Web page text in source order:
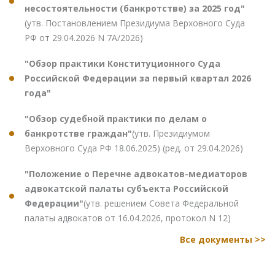
несостоятельности (банкротстве) за 2025 год"
(утв. Постановлением Президиума Верховного Суда
РФ от 29.04.2026 N 7А/2026)
"Обзор практики Конституционного Суда
Российской Федерации за первый квартал 2026
года"
"Обзор судебной практики по делам о
банкротстве граждан"(утв. Президиумом
Верховного Суда РФ 18.06.2025) (ред. от 29.04.2026)
"Положение о Перечне адвокатов-медиаторов
адвокатской палаты субъекта Российской
Федерации"(утв. решением Совета Федеральной
палаты адвокатов от 16.04.2026, протокол N 12)
Все документы >>